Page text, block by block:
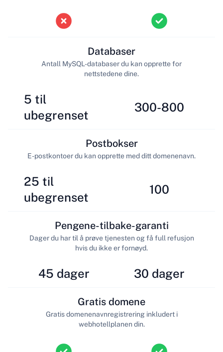
5 til
ubegrenset
Databaser
Antall MySQL-databaser du kan opprette for
nettstedene dine.
300-800
25 til
ubegrenset
Postbokser
E-postkontoer du kan opprette med ditt domenenavn.
100
45 dager
Pengene-tilbake-garanti
Dager du har til å prøve tjenesten og få full refusjon
hvis du ikke er fornøyd.
30 dager
Gratis domene
Gratis domenenavnregistrering inkludert i
webhotellplanen din.